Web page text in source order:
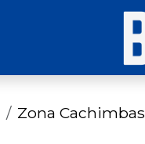
Zona Cachimbas